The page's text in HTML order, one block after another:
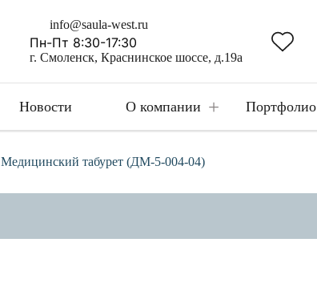
info@saula-west.ru
Пн-Пт 8:30-17:30
г. Смоленск, Краснинское шоссе, д.19а
Новости О компании + Портфолио
Медицинский табурет (ДМ-5-004-04)